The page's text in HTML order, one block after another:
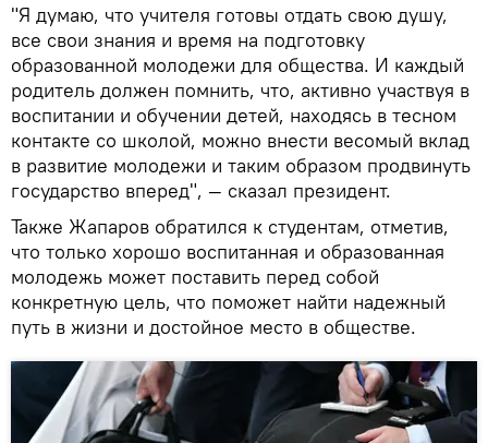
"Я думаю, что учителя готовы отдать свою душу,
все свои знания и время на подготовку
образованной молодежи для общества. И каждый
родитель должен помнить, что, активно участвуя в
воспитании и обучении детей, находясь в тесном
контакте со школой, можно внести весомый вклад
в развитие молодежи и таким образом продвинуть
государство вперед", — сказал президент.
Также Жапаров обратился к студентам, отметив,
что только хорошо воспитанная и образованная
молодежь может поставить перед собой
конкретную цель, что поможет найти надежный
путь в жизни и достойное место в обществе.